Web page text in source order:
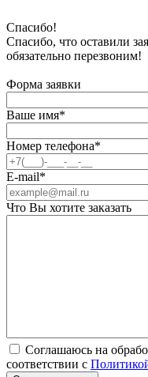
Спасибо!
Спасибо, что оставили
обязательно перезвоним!
Форма заявки
Ваше имя*
Номер телефона*
E-mail*
Что Вы хотите заказать
Соглашаюсь на
соответствии с